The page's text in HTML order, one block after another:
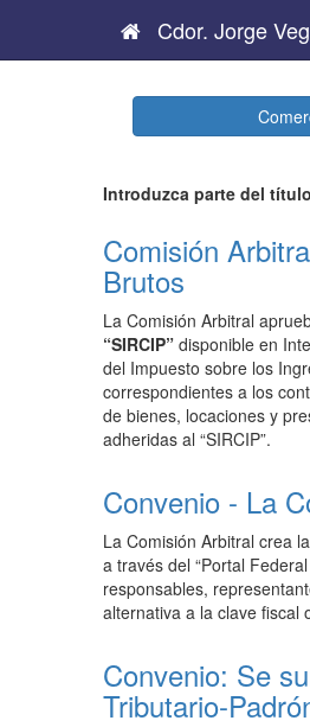
Cdor. Jorge
Introduzca parte del título
Comisión
Brutos
La Comisión Arbitral
“SIRCIP” disponible en
del Impuesto sobre los
correspondientes a los
de bienes, locaciones y
adheridas al “SIRCIP”.
Convenio - La
La Comisión Arbitral crea la
a través del “Portal
responsables,
alternativa a la clave fiscal
Convenio: Se
Tributario-